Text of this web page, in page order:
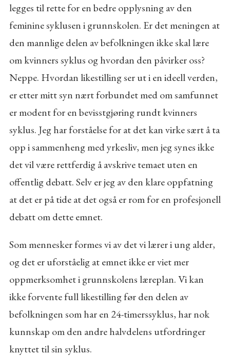
legges til rette for en bedre opplysning av den
feminine syklusen i grunnskolen. Er det meningen at
den mannlige delen av befolkningen ikke skal lære
om kvinners syklus og hvordan den påvirker oss?
Neppe. Hvordan likestilling ser ut i en ideell verden,
er etter mitt syn nært forbundet med om samfunnet
er modent for en bevisstgjøring rundt kvinners
syklus. Jeg har forståelse for at det kan virke sært å ta
opp i sammenheng med yrkesliv, men jeg synes ikke
det vil være rettferdig å avskrive temaet uten en
offentlig debatt. Selv er jeg av den klare oppfatning
at det er på tide at det også er rom for en profesjonell
debatt om dette emnet.
Som mennesker formes vi av det vi lærer i ung alder,
og det er uforståelig at emnet ikke er viet mer
oppmerksomhet i grunnskolens læreplan. Vi kan
ikke forvente full likestilling før den delen av
befolkningen som har en 24-timerssyklus, har nok
kunnskap om den andre halvdelens utfordringer
knyttet til sin syklus.